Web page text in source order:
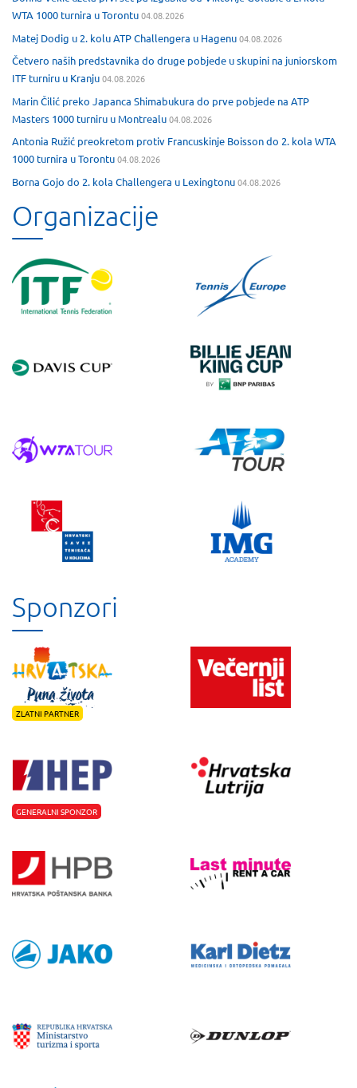
WTA 1000 turnira u Torontu04.08.2026
Matej Dodig u 2. kolu ATP Challengera u Hagenu04.08.2026
Četvero naših predstavnika do druge pobjede u skupini na juniorskom
ITF turniru u Kranju04.08.2026
Marin Čilić preko Japanca Shimabukura do prve pobjede na ATP
Masters 1000 turniru u Montrealu04.08.2026
Antonia Ružić preokretom protiv Francuskinje Boisson do 2. kola WTA
1000 turnira u Torontu04.08.2026
Borna Gojo do 2. kola Challengera u Lexingtonu04.08.2026
Organizacije
Sponzori
ZLATNI PARTNER
GENERALNI SPONZOR